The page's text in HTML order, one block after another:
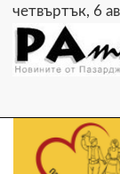
четвъртък, 6